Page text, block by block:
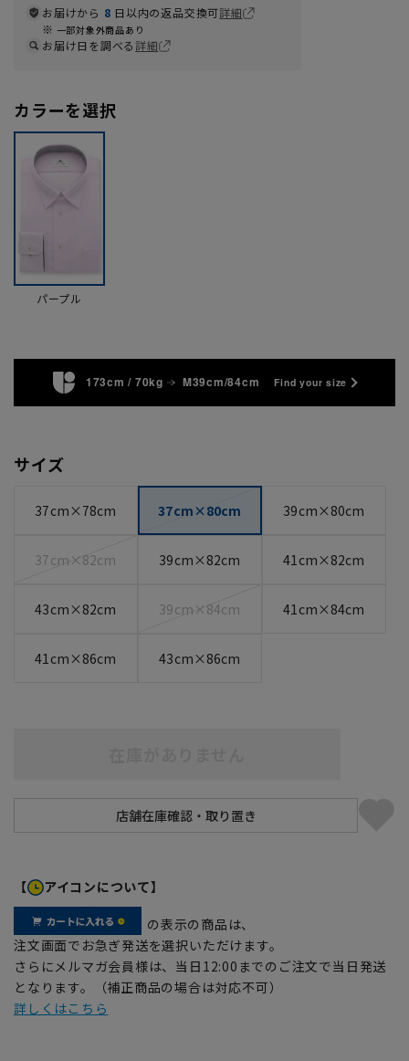
お届けから 8 日以内の返品交換可詳細
一部対象外商品あり
お届け日を調べる詳細
カラーを選択
パープル
173cm / 70kg M39cm/84cm Find your size
サイズ
37cm×78cm 37cm×80cm 39cm×80cm
37cm×82cm 39cm×82cm 41cm×82cm
43cm×82cm 39cm×84cm 41cm×84cm
41cm×86cm 43cm×86cm
【 アイコンについて】
の表示の商品は、
注文画面でお急ぎ発送を選択いただけます。
さらにメルマガ会員様は、当日12:00までのご注文で当日発送
となります。（補正商品の場合は対応不可）
詳しくはこちら